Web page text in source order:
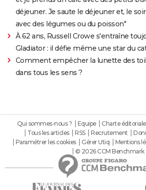
déjeuner. Je saute le déjeuner et, le
avec des légumes ou du poisson"
À 62 ans, Russell Crowe s'entraîne
Gladiator : il défie même une star du
Comment empêcher la lunette des
dans tous les sens ?
Qui sommes-nous ? Equipe Charte éditoriale
Tous les articles
RSS Recrutement
Paramétrer les cookies
Gérer Utiq Mentions
© 2026 CCM Benchmark